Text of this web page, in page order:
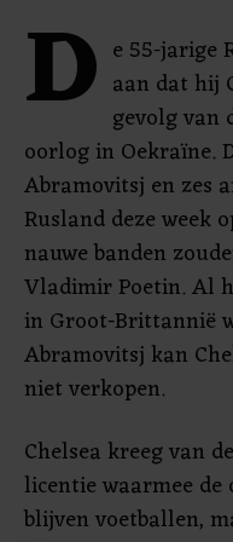
D e 55-jarige
aan dat hij
gevolg van
oorlog in Oekraïne.
Abramovitsj en zes
Rusland deze week
nauwe banden
Vladimir Poetin. Al
in Groot-Brittannië
Abramovitsj kan
niet verkopen.
Chelsea kreeg van
licentie waarmee
blijven voetballen,